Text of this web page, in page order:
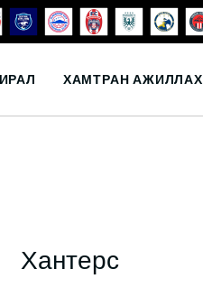
ХАМТРАН АЖИЛЛАХ
Хантерс